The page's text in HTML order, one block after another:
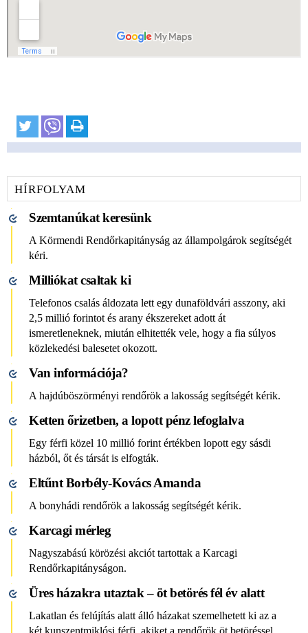
HÍRFOLYAM
Szemtanúkat keresünk
A Körmendi Rendőrkapitányság az állampolgárok segítségét
kéri.
Milliókat csaltak ki
Telefonos csalás áldozata lett egy dunaföldvári asszony, aki
2,5 millió forintot és arany ékszereket adott át
ismeretleneknek, miután elhitették vele, hogy a fia súlyos
közlekedési balesetet okozott.
Van információja?
A hajdúböszörményi rendőrök a lakosság segítségét kérik.
Ketten őrizetben, a lopott pénz lefoglalva
Egy férfi közel 10 millió forint értékben lopott egy sásdi
házból, őt és társát is elfogták.
Eltűnt Borbély-Kovács Amanda
A bonyhádi rendőrök a lakosság segítségét kérik.
Karcagi mérleg
Nagyszabású körözési akciót tartottak a Karcagi
Rendőrkapitányságon.
Üres házakra utaztak – öt betörés fél év alatt
Lakatlan és felújítás alatt álló házakat szemelhetett ki az a
két kunszentmiklósi férfi, akiket a rendőrök öt betöréssel